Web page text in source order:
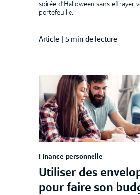
soirée d’Halloween sans effrayer
portefeuille.
Article 5 min de lecture
Finance personnelle
Utiliser des
pour faire son